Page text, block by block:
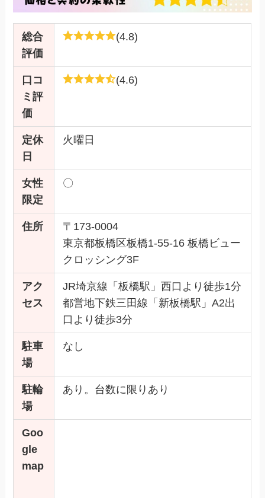
総合
評価
(4.8)
口コ
ミ評
価
(4.6)
定休
日
火曜日
女性
限定
〇
住所
〒173-0004
東京都板橋区板橋1-55-16 板橋ビュー
クロッシング3F
アク
セス
JR埼京線「板橋駅」西口より徒歩1分
都営地下鉄三田線「新板橋駅」A2出
口より徒歩3分
駐車
場
なし
駐輪
場
あり。台数に限りあり
Goo
gle
map